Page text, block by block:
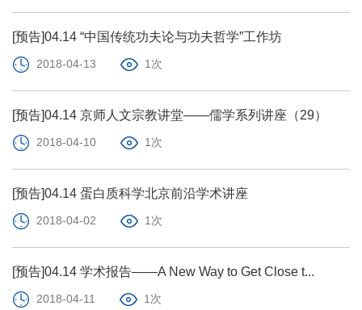
[预告]04.14 “中国传统功夫论与功夫哲学”工作坊
2018-04-13 1次
[预告]04.14 京师人文宗教讲堂——儒学系列讲座（29）
2018-04-10 1次
[预告]04.14 蛋白质科学北京前沿学术讲座
2018-04-02 1次
[预告]04.14 学术报告——A New Way to Get Close t...
2018-04-11 1次